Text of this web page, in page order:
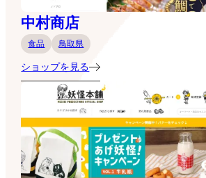
中村商店
食品 鳥取県
ショップを見る